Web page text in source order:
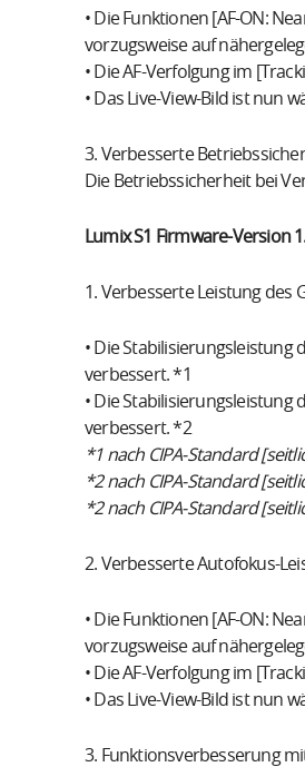
• Die Funktionen [AF-ON:
vorzugsweise auf
• Die AF-Verfolgung im
• Das Live-View-Bild ist nun
3. Verbesserte
Die Betriebssicherheit bei
Lumix S1 Firmware-Version
1. Verbesserte Leistung des
• Die Stabilisierungsleistung
verbessert. *1
• Die Stabilisierungsleistung
verbessert. *2
*1 nach CIPA-Standard
*2 nach CIPA-Standard
*2 nach CIPA-Standard
2. Verbesserte Autofokus-
• Die Funktionen [AF-ON:
vorzugsweise auf
• Die AF-Verfolgung im
• Das Live-View-Bild ist nun
3. Funktionsverbesserung